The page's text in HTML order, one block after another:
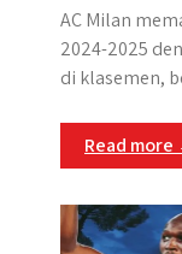
AC Milan
2024-2025
di klasemen,
Read more